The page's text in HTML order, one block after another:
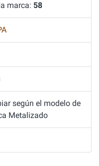
marca: 58
según el modelo de
Metalizado